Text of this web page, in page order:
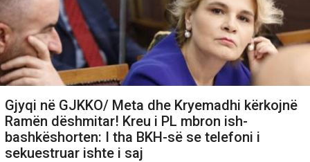
Gjyqi në GJKKO/ Meta dhe Kryemadhi kërkojnë
Ramën dëshmitar! Kreu i PL mbron ish-
bashkëshorten: I tha BKH-së se telefoni i
sekuestruar ishte i saj